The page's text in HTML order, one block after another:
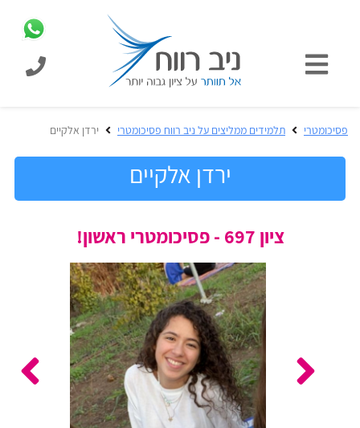
כניסת
תלמידים
לפסיכומטרי
לתלמידים
המוצרים
מבית
רווח
בחינות
לצה"ל
פסיכומטרי תלמידים ממליצים על ניב רווח פסיכומטרי ירדן אלקיים
ירדן אלקיים
ציון 697 - פסיכומטרי ראשון!